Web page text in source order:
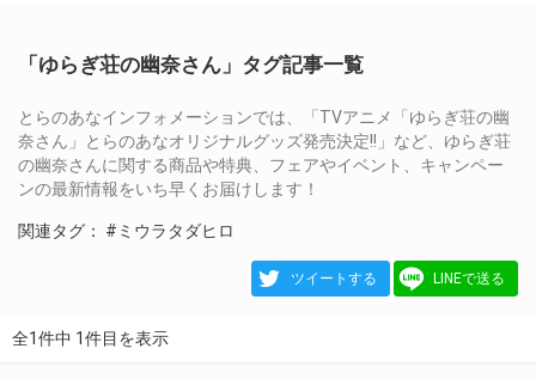
「ゆらぎ荘の幽奈さん」タグ記事一覧
とらのあなインフォメーションでは、「TVアニメ「ゆらぎ荘の幽
奈さん」とらのあなオリジナルグッズ発売決定!!」など、ゆらぎ荘
の幽奈さんに関する商品や特典、フェアやイベント、キャンペー
ンの最新情報をいち早くお届けします！
関連タグ： #ミウラタダヒロ
ツイートする LINEで送る
全1件中 1件目を表示